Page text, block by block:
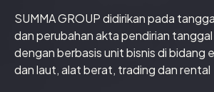
SUMMA GROUP didirikan pada
dan perubahan akta pendirian tanggal
dengan berbasis unit bisnis di bidang
dan laut, alat berat, trading dan rental